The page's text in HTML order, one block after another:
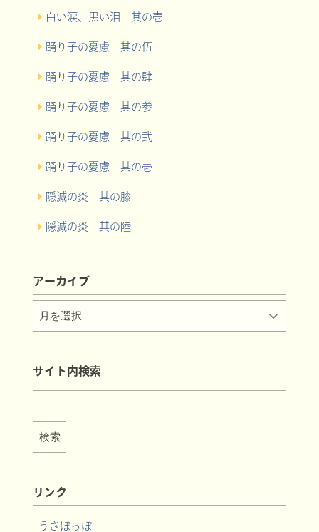
白い涙、黒い泪 其の壱
踊り子の憂慮 其の伍
踊り子の憂慮 其の肆
踊り子の憂慮 其の参
踊り子の憂慮 其の弐
踊り子の憂慮 其の壱
隠滅の炎 其の膝
隠滅の炎 其の陸
アーカイブ
サイト内検索
リンク
うさぽっぽ